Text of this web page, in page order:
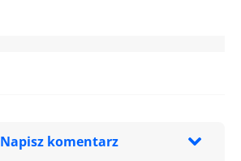
Napisz komentarz